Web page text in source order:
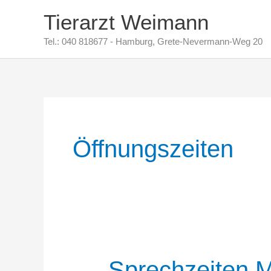
Tierarzt Weimann
Tel.: 040 818677 - Hamburg, Grete-Nevermann-Weg 20
Öffnungszeiten